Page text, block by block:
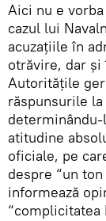
Aici nu e
cazul lui
acuzațiile în
otrăvire, dar
Autoritățile
răspunsurile
determinându-
atitudine
oficiale, pe
despre “un
informează
“complicitatea